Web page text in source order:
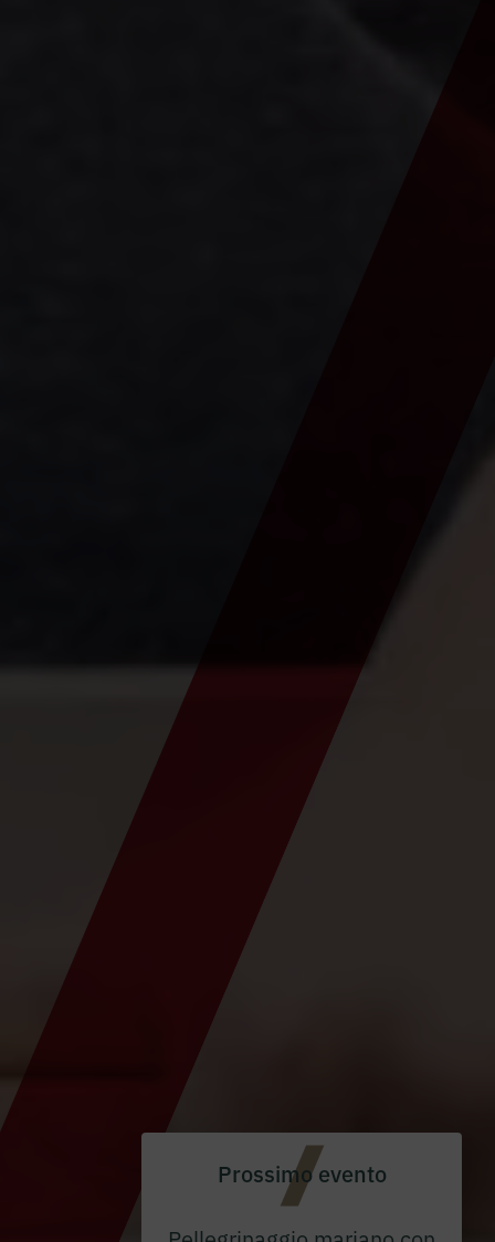
Prossimo evento